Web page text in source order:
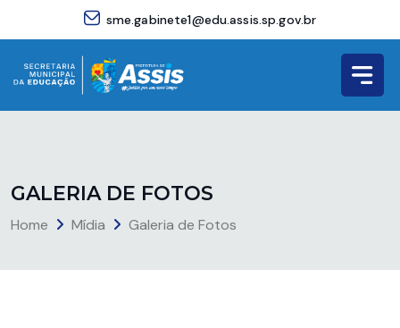
sme.gabinete1@edu.assis.sp.gov.br
GALERIA DE FOTOS
Home Mídia Galeria de Fotos